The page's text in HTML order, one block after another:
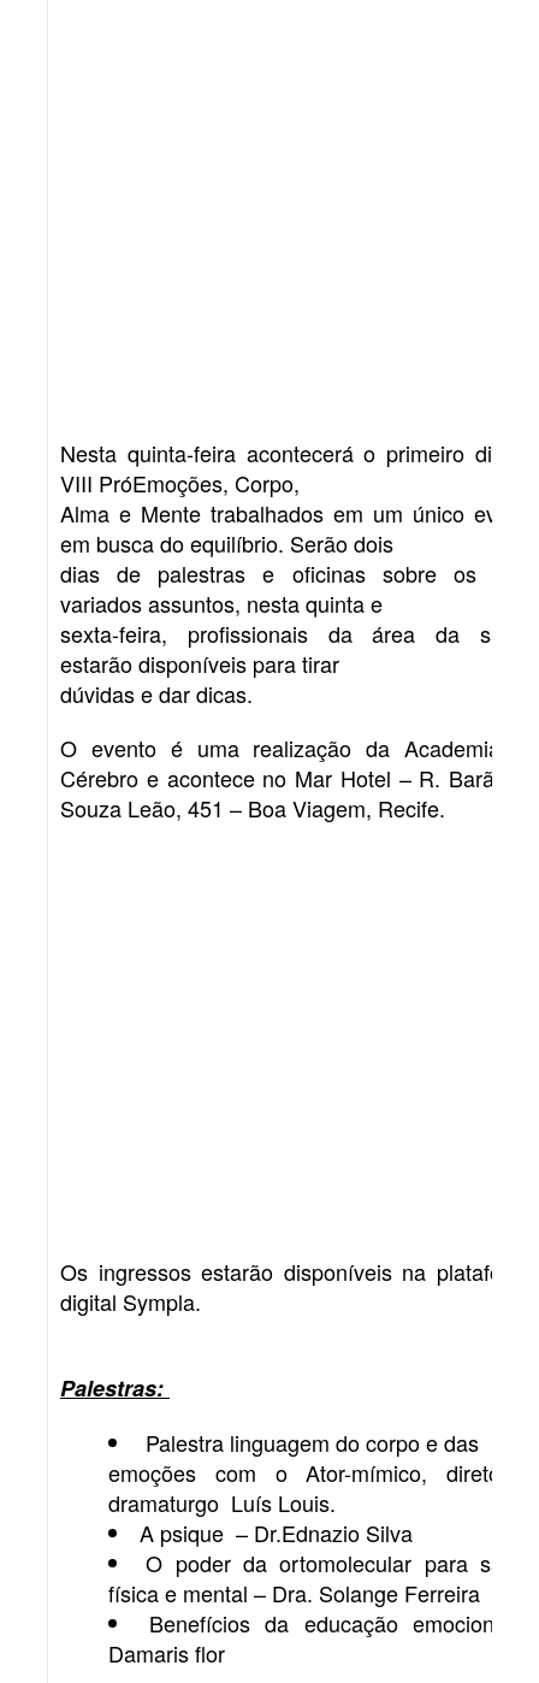
Nesta quinta-feira acontecerá o primeiro dia do
VIII PróEmoções, Corpo,
Alma e Mente trabalhados em um único evento
em busca do equilíbrio. Serão dois
dias de palestras e oficinas sobre os mais
variados assuntos, nesta quinta e
sexta-feira, profissionais da área da saúde
estarão disponíveis para tirar
dúvidas e dar dicas.
O evento é uma realização da Academia do
Cérebro e acontece no Mar Hotel – R. Barão de
Souza Leão, 451 – Boa Viagem, Recife.
Os ingressos estarão disponíveis na plataforma
digital Sympla.
Palestras:
Palestra linguagem do corpo e das
emoções com o Ator-mímico, diretor e
dramaturgo Luís Louis.
A psique – Dr.Ednazio Silva
O poder da ortomolecular para saúde
física e mental – Dra. Solange Ferreira
Benefícios da educação emocional –
Damaris flor